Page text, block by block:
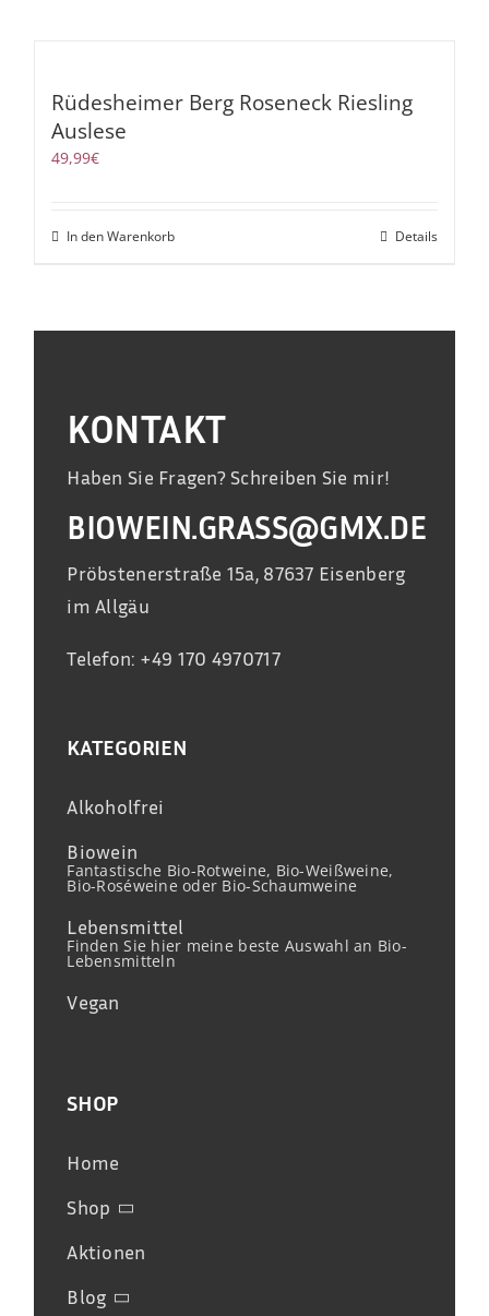
Rüdesheimer Berg Roseneck Riesling
Auslese
49,99€
In den Warenkorb Details
KONTAKT
Haben Sie Fragen? Schreiben Sie mir!
BIOWEIN.GRASS@GMX.DE
Pröbstenerstraße 15a, 87637 Eisenberg
im Allgäu
Telefon: +49 170 4970717
KATEGORIEN
Alkoholfrei
Biowein
Fantastische Bio-Rotweine, Bio-Weißweine,
Bio-Roséweine oder Bio-Schaumweine
Lebensmittel
Finden Sie hier meine beste Auswahl an Bio-
Lebensmitteln
Vegan
SHOP
Home
Shop
Aktionen
Blog